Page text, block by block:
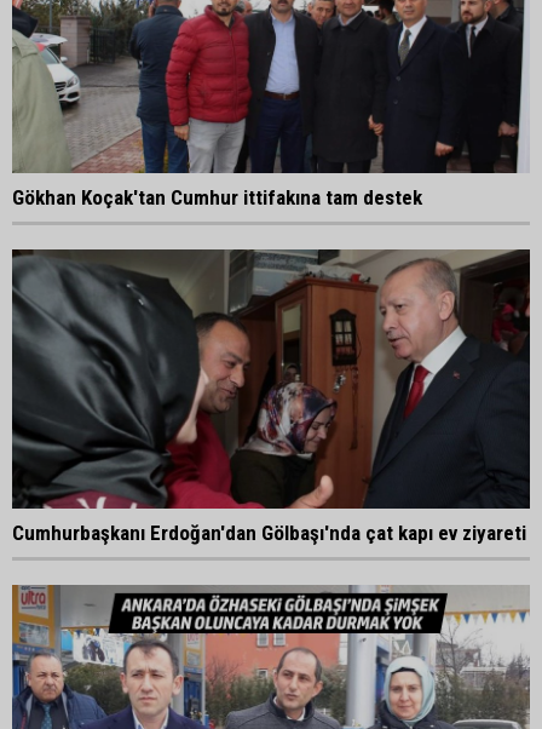
Gökhan Koçak'tan Cumhur ittifakına tam destek
Cumhurbaşkanı Erdoğan'dan Gölbaşı'nda çat kapı ev ziyareti